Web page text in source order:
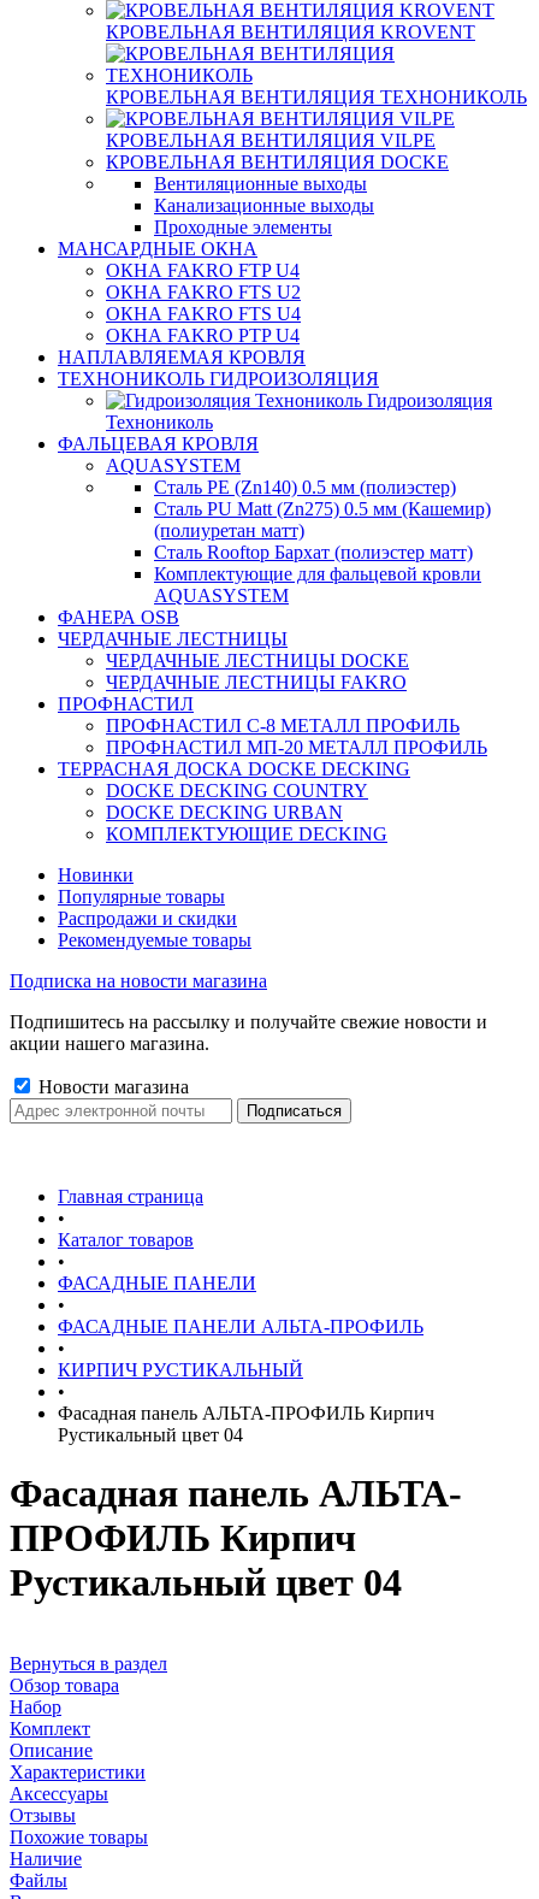
КРОВЕЛЬНАЯ ВЕНТИЛЯЦИЯ KROVENT
КРОВЕЛЬНАЯ ВЕНТИЛЯЦИЯ ТЕХНОНИКОЛЬ
КРОВЕЛЬНАЯ ВЕНТИЛЯЦИЯ VILPE
КРОВЕЛЬНАЯ ВЕНТИЛЯЦИЯ DOCKE
Вентиляционные выходы
Канализационные выходы
Проходные элементы
МАНСАРДНЫЕ ОКНА
ОКНА FAKRO FTP U4
ОКНА FAKRO FTS U2
ОКНА FAKRO FTS U4
ОКНА FAKRO PTP U4
НАПЛАВЛЯЕМАЯ КРОВЛЯ
ТЕХНОНИКОЛЬ ГИДРОИЗОЛЯЦИЯ
Гидроизоляция
Технониколь
ФАЛЬЦЕВАЯ КРОВЛЯ
AQUASYSTEM
Сталь PE (Zn140) 0.5 мм (полиэстер)
Сталь PU Matt (Zn275) 0.5 мм (Кашемир)
(полиуретан матт)
Сталь Rooftop Бархат (полиэстер матт)
Комплектующие для фальцевой кровли
AQUASYSTEM
ФАНЕРА OSB
ЧЕРДАЧНЫЕ ЛЕСТНИЦЫ
ЧЕРДАЧНЫЕ ЛЕСТНИЦЫ DOCKE
ЧЕРДАЧНЫЕ ЛЕСТНИЦЫ FAKRO
ПРОФНАСТИЛ
ПРОФНАСТИЛ C-8 МЕТАЛЛ ПРОФИЛЬ
ПРОФНАСТИЛ МП-20 МЕТАЛЛ ПРОФИЛЬ
ТЕРРАСНАЯ ДОСКА DOCKE DECKING
DOCKE DECKING COUNTRY
DOCKE DECKING URBAN
КОМПЛЕКТУЮЩИЕ DECKING
Новинки
Популярные товары
Распродажи и скидки
Рекомендуемые товары
Подписка на новости магазина
Подпишитесь на рассылку и получайте свежие новости и
акции нашего магазина.
Новости магазина
Главная страница
•
Каталог товаров
•
ФАСАДНЫЕ ПАНЕЛИ
•
ФАСАДНЫЕ ПАНЕЛИ АЛЬТА-ПРОФИЛЬ
•
КИРПИЧ РУСТИКАЛЬНЫЙ
•
Фасадная панель АЛЬТА-ПРОФИЛЬ Кирпич
Рустикальный цвет 04
Фасадная панель АЛЬТА-
ПРОФИЛЬ Кирпич
Рустикальный цвет 04
Вернуться в раздел
Обзор товара
Набор
Комплект
Описание
Характеристики
Аксессуары
Отзывы
Похожие товары
Наличие
Файлы